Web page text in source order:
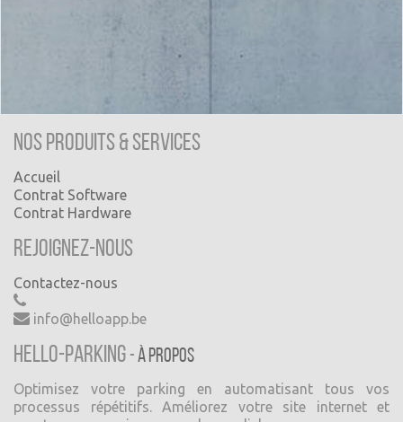
Nos produits & Services
Accueil
Contrat Software
Contrat Hardware
Rejoignez-nous
Contactez-nous
info@helloapp.be
Hello-Parking -À propos
Optimisez votre parking en automatisant tous vos
processus répétitifs. Améliorez votre site internet et